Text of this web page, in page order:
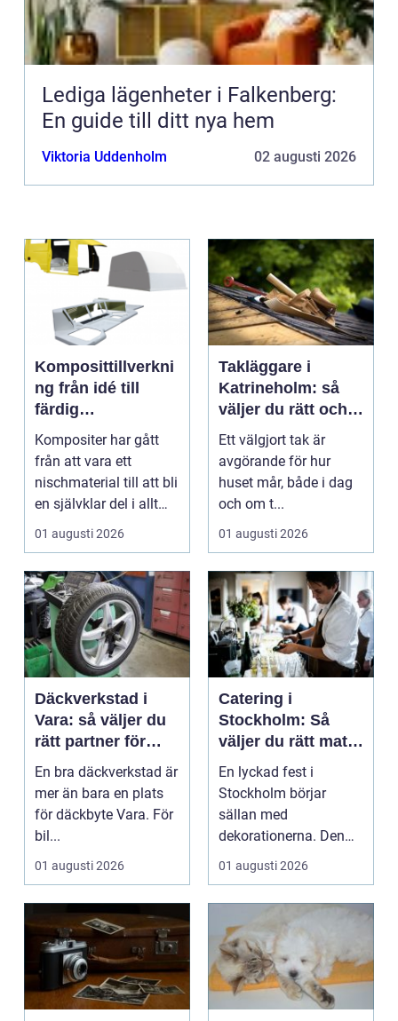
Lediga lägenheter i Falkenberg:
En guide till ditt nya hem
Viktoria Uddenholm 02 augusti 2026
Komposittillverkni
ng från idé till
färdig
högpresterande
produkt
Kompositer har gått
från att vara ett
nischmaterial till att bli
en självklar del i allt
från vindkr...
01 augusti 2026
Takläggare i
Katrineholm: så
väljer du rätt och
får ett tak som
håller
Ett välgjort tak är
avgörande för hur
huset mår, både i dag
och om t...
01 augusti 2026
Däckverkstad i
Vara: så väljer du
rätt partner för
säker körning året
runt
En bra däckverkstad är
mer än bara en plats
för däckbyte Vara. För
bil...
01 augusti 2026
Catering i
Stockholm: Så
väljer du rätt mat
till ditt evenemang
En lyckad fest i
Stockholm börjar
sällan med
dekorationerna. Den
börjar i köket....
01 augusti 2026